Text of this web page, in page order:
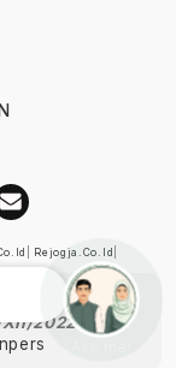
Rejogja.co.id
Pers
2022